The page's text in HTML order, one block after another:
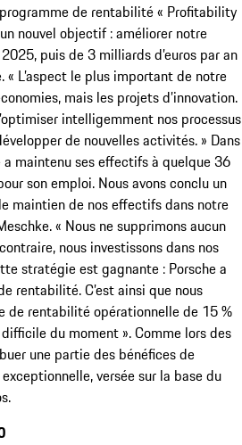
de rentabilité « Profitability
nouvel objectif : améliorer notre
puis de 3 milliards d’euros par an
L’aspect le plus important de notre
mais les projets d’innovation.
intelligemment nos processus
de nouvelles activités. » Dans
maintenu ses effectifs à quelque 36
son emploi. Nous avons conclu un
maintien de nos effectifs dans notre
« Nous ne supprimons aucun
nous investissons dans nos
stratégie est gagnante : Porsche a
rentabilité. C’est ainsi que nous
rentabilité opérationnelle de 15 %
du moment ». Comme lors des
une partie des bénéfices de
versée sur la base du